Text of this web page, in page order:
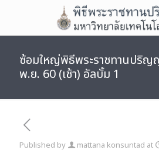
ซ้อมใหญ่พิธีพระราชทานปริญ
พ.ย. 60 (เช้า) อัลบั้ม 1
Published by mattana konsuntad at